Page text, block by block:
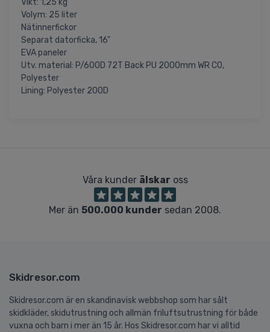
Vikt: 1,25 kg
Volym: 25 liter
Nätinnerfickor
Separat datorficka, 16"
EVA paneler
Utv. material: P/600D 72T Back PU 2000mm WR C0,
Polyester
Lining: Polyester 200D
Våra kunder älskar oss
Mer än 500.000 kunder sedan 2008.
Skidresor.com
Skidresor.com är en skandinavisk webbshop som har sålt
skidkläder, skidutrustning och allmän friluftsutrustning för både
vuxna och barn i mer än 15 år. Hos Skidresor.com har vi alltid